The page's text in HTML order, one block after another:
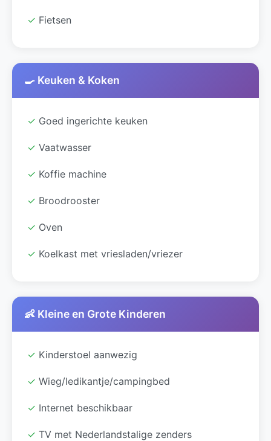
✓ Fietsen
🍳 Keuken & Koken
✓ Goed ingerichte keuken
✓ Vaatwasser
✓ Koffie machine
✓ Broodrooster
✓ Oven
✓ Koelkast met vriesladen/vriezer
👶 Kleine en Grote Kinderen
✓ Kinderstoel aanwezig
✓ Wieg/ledikantje/campingbed
✓ Internet beschikbaar
✓ TV met Nederlandstalige zenders